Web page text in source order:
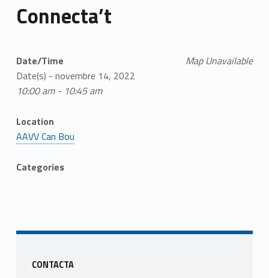
Connecta’t
Map Unavailable
Date/Time
Date(s) - novembre 14, 2022
10:00 am - 10:45 am
Location
AAVV Can Bou
Categories
Sidebar
CONTACTA